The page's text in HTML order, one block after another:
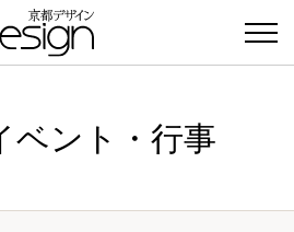
ベント・行事